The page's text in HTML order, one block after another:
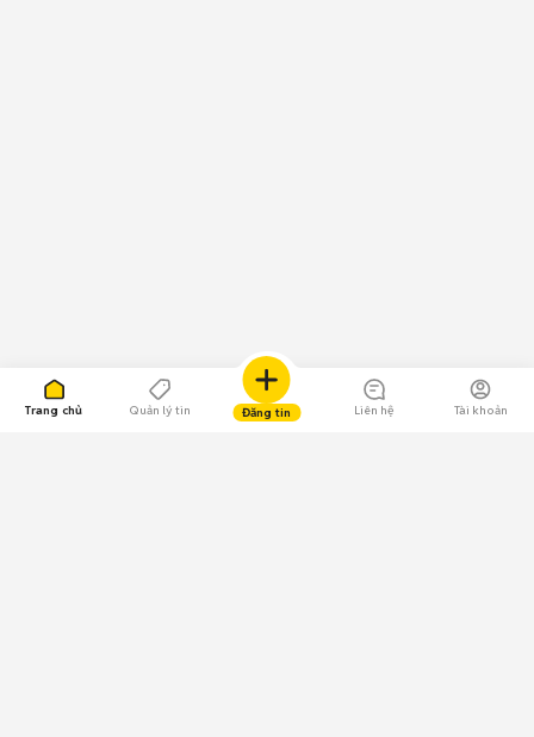
Trang chủ Quản lý tin Đăng tin Liên hệ Tài khoản